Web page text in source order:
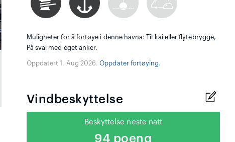
Muligheter for å fortøye i denne havna: Til kai eller flytebrygge,
På svai med eget anker.
Oppdatert 1. Aug 2026.Oppdater fortøying.
Vindbeskyttelse
Beskyttelse neste natt
94 poeng